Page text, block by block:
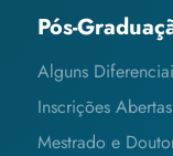
Pós-
Alguns
Inscrições Abertas
Mestrado e